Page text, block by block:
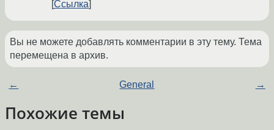
Ссылка
Вы не можете добавлять комментарии в эту тему. Тема
перемещена в архив.
← General →
Похожие темы